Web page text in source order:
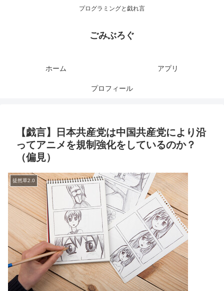
プログラミングと戯れ言
ごみぶろぐ
ホーム アプリ
プロフィール
【戯言】日本共産党は中国共産党により沿
ってアニメを規制強化をしているのか？
（偏見）
徒然草2.0